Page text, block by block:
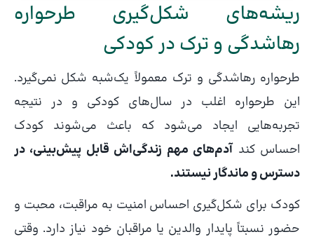
ریشه‌های شکل‌گیری طرحواره
رهاشدگی و ترک در کودکی
طرحواره رهاشدگی و ترک معمولاً یک‌شبه شکل نمی‌گیرد.
این طرحواره اغلب در سال‌های کودکی و در نتیجه
تجربه‌هایی ایجاد می‌شود که باعث می‌شوند کودک
احساس کند آدم‌های مهم زندگی‌اش قابل پیش‌بینی، در
دسترس و ماندگار نیستند.
کودک برای شکل‌گیری احساس امنیت به مراقبت، محبت و
حضور نسبتاً پایدار والدین یا مراقبان خود نیاز دارد. وقتی